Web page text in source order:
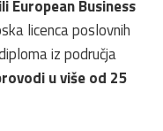
European Business
licenca poslovnih
iz područja
u više od 25